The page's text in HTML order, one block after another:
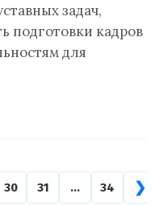
задач,
подготовки кадров
для
30 31 … 34 ❯